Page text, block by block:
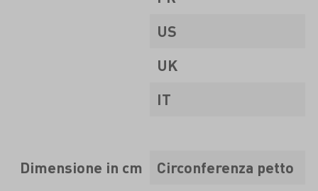
US
UK
IT
Dimensione in cm Circonferenza petto